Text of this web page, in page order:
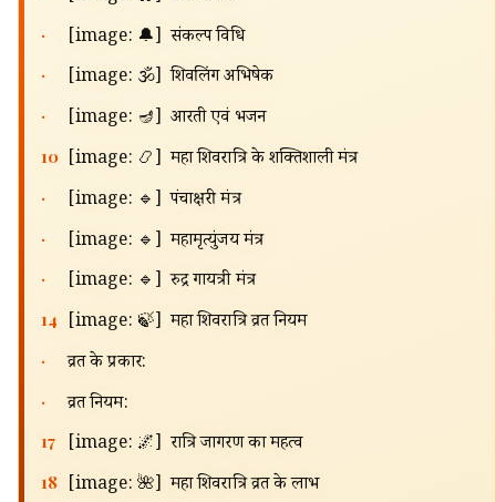
🔍
· [image: 🔔] संकल्प विधि
· [image: 🕉️] शिवलिंग अभिषेक
· [image: 🪔] आरती एवं भजन
10 [image: 📿] महा शिवरात्रि के शक्तिशाली मंत्र
· [image: 🔹] पंचाक्षरी मंत्र
· [image: 🔹] महामृत्युंजय मंत्र
· [image: 🔹] रुद्र गायत्री मंत्र
14 [image: 🍃] महा शिवरात्रि व्रत नियम
· व्रत के प्रकार:
· व्रत नियम:
17 [image: 🌌] रात्रि जागरण का महत्व
18 [image: 🌺] महा शिवरात्रि व्रत के लाभ